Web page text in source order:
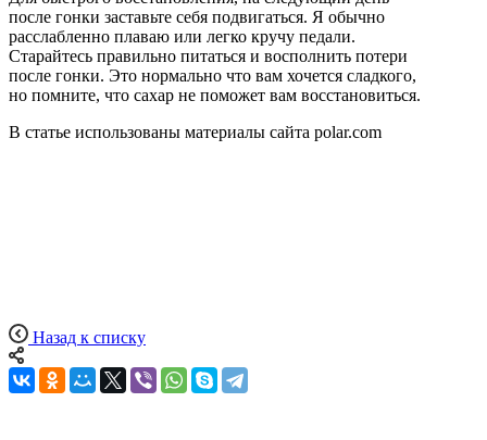
после гонки заставьте себя подвигаться. Я обычно
расслабленно плаваю или легко кручу педали.
Старайтесь правильно питаться и восполнить потери
после гонки. Это нормально что вам хочется сладкого,
но помните, что сахар не поможет вам восстановиться.
В статье использованы материалы сайта polar.com
Назад к списку